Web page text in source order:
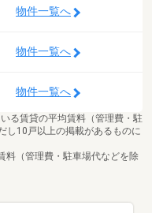
物件一覧へ
物件一覧へ
物件一覧へ
る賃貸の平均賃料（管理費・駐
し10戸以上の掲載があるものに
料（管理費・駐車場代などを除